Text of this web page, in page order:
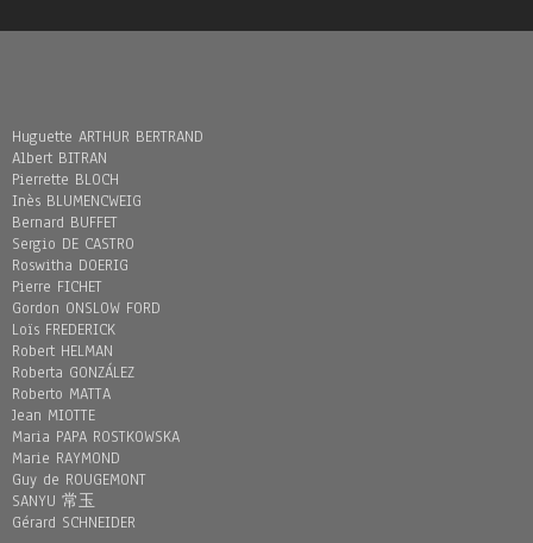
Huguette ARTHUR BERTRAND
Albert BITRAN
Pierrette BLOCH
Inès BLUMENCWEIG
Bernard BUFFET
Sergio DE CASTRO
Roswitha DOERIG
Pierre FICHET
Gordon ONSLOW FORD
Loïs FREDERICK
Robert HELMAN
Roberta GONZÁLEZ
Roberto MATTA
Jean MIOTTE
Maria PAPA ROSTKOWSKA
Marie RAYMOND
Guy de ROUGEMONT
SANYU 常玉
Gérard SCHNEIDER